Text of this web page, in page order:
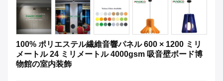
100% ポリエステル繊維音響パネル 600 × 1200 ミリ
メートル 24 ミリメートル 4000gsm 吸音壁ボード博
物館の室内装飾